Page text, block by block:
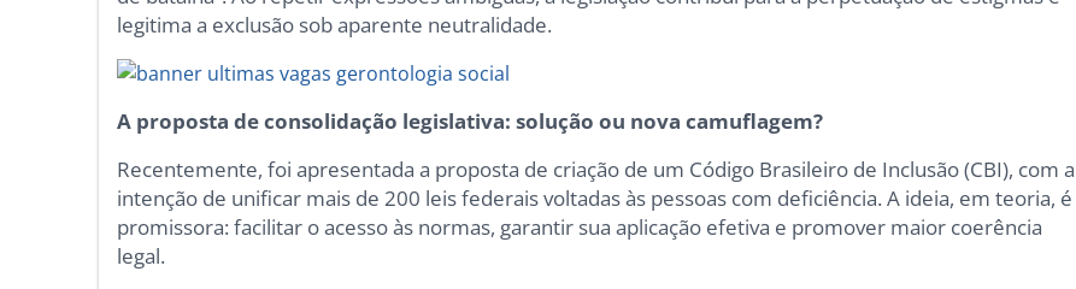
legitima a exclusão sob aparente neutralidade.
A proposta de consolidação legislativa: solução ou nova camuflagem?
Recentemente, foi apresentada a proposta de criação de um Código Brasileiro de Inclusão (CBI), com a
intenção de unificar mais de 200 leis federais voltadas às pessoas com deficiência. A ideia, em teoria, é
promissora: facilitar o acesso às normas, garantir sua aplicação efetiva e promover maior coerência
legal.